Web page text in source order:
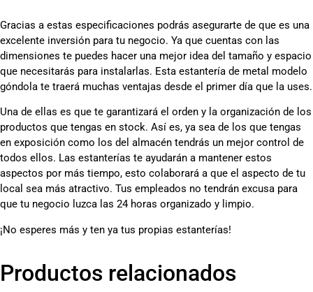
Gracias a estas especificaciones podrás asegurarte de que es una
excelente inversión para tu negocio. Ya que cuentas con las
dimensiones te puedes hacer una mejor idea del tamaño y espacio
que necesitarás para instalarlas. Esta estantería de metal modelo
góndola te traerá muchas ventajas desde el primer día que la uses.
Una de ellas es que te garantizará el orden y la organización de los
productos que tengas en stock. Así es, ya sea de los que tengas
en exposición como los del almacén tendrás un mejor control de
todos ellos. Las estanterías te ayudarán a mantener estos
aspectos por más tiempo, esto colaborará a que el aspecto de tu
local sea más atractivo. Tus empleados no tendrán excusa para
que tu negocio luzca las 24 horas organizado y limpio.
¡No esperes más y ten ya tus propias estanterías!
Productos relacionados